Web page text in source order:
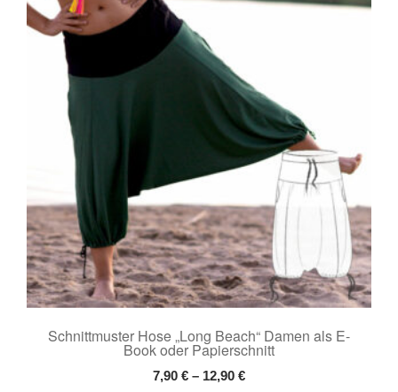
der
Produktseite
gewählt
werden
Schnittmuster Hose „Long Beach“ Damen als E-
Book oder Papierschnitt
7,90 € – 12,90 €